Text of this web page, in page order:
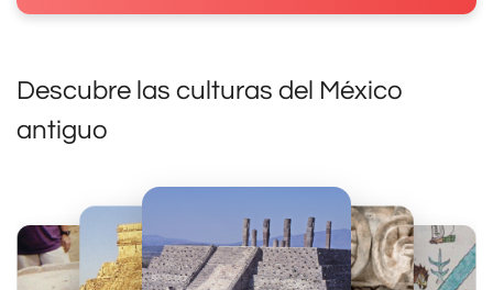
Descubre las culturas del México
antiguo